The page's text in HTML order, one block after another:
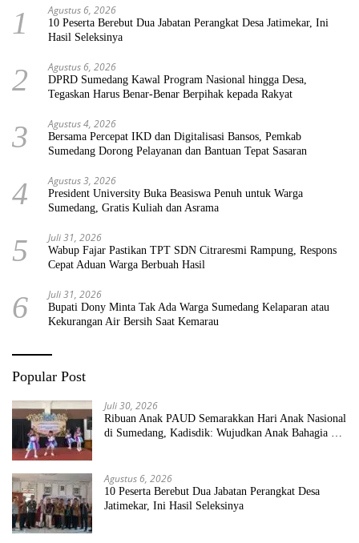
1 Agustus 6, 2026
10 Peserta Berebut Dua Jabatan Perangkat Desa Jatimekar, Ini
Hasil Seleksinya
2 Agustus 6, 2026
DPRD Sumedang Kawal Program Nasional hingga Desa,
Tegaskan Harus Benar-Benar Berpihak kepada Rakyat
3 Agustus 4, 2026
Bersama Percepat IKD dan Digitalisasi Bansos, Pemkab
Sumedang Dorong Pelayanan dan Bantuan Tepat Sasaran
4 Agustus 3, 2026
President University Buka Beasiswa Penuh untuk Warga
Sumedang, Gratis Kuliah dan Asrama
5 Juli 31, 2026
Wabup Fajar Pastikan TPT SDN Citraresmi Rampung, Respons
Cepat Aduan Warga Berbuah Hasil
6 Juli 31, 2026
Bupati Dony Minta Tak Ada Warga Sumedang Kelaparan atau
Kekurangan Air Bersih Saat Kemarau
Popular Post
Juli 30, 2026
Ribuan Anak PAUD Semarakkan Hari Anak Nasional
di Sumedang, Kadisdik: Wujudkan Anak Bahagia dan
Agustus 6, 2026
10 Peserta Berebut Dua Jabatan Perangkat Desa
Jatimekar, Ini Hasil Seleksinya